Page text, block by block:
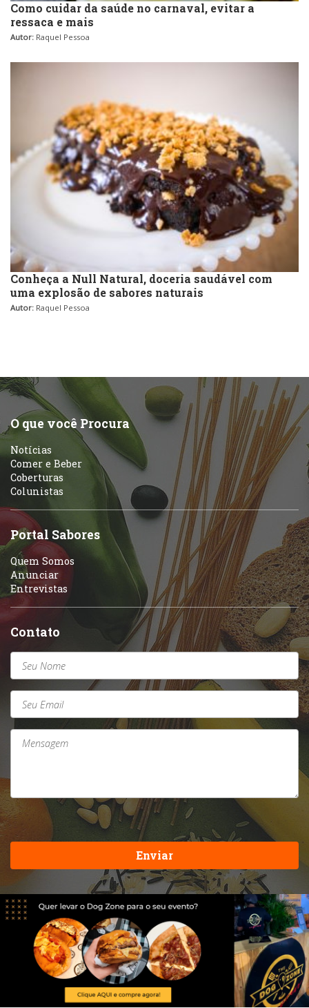
Como cuidar da saúde no carnaval, evitar a
ressaca e mais
Autor: Raquel Pessoa
Conheça a Null Natural, doceria saudável com
uma explosão de sabores naturais
Autor: Raquel Pessoa
O que você Procura
Notícias
Comer e Beber
Coberturas
Colunistas
Portal Sabores
Quem Somos
Anunciar
Entrevistas
Contato
Enviar